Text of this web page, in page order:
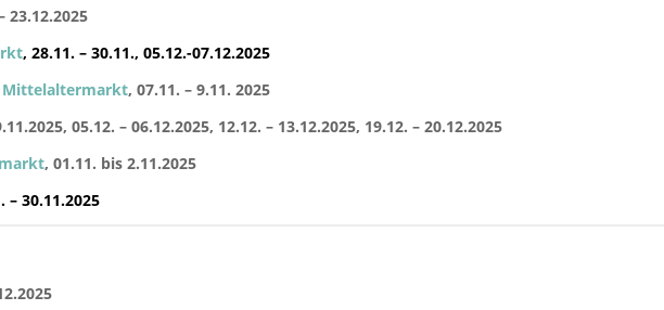
23.12.2025
, 28.11. – 30.11., 05.12.-07.12.2025
Mittelaltermarkt, 07.11. – 9.11. 2025
05.12. – 06.12.2025, 12.12. – 13.12.2025, 19.12. – 20.12.2025
, 01.11. bis 2.11.2025
– 30.11.2025